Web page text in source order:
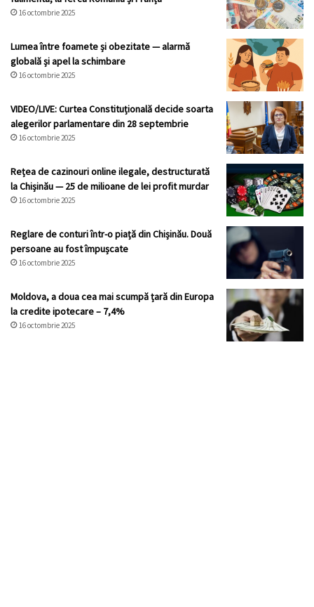
16 octombrie 2025
Lumea între foamete și obezitate — alarmă
globală și apel la schimbare
16 octombrie 2025
VIDEO/LIVE: Curtea Constituțională decide soarta
alegerilor parlamentare din 28 septembrie
16 octombrie 2025
Rețea de cazinouri online ilegale, destructurată
la Chișinău — 25 de milioane de lei profit murdar
16 octombrie 2025
Reglare de conturi într-o piață din Chișinău. Două
persoane au fost împușcate
16 octombrie 2025
Moldova, a doua cea mai scumpă țară din Europa
la credite ipotecare – 7,4%
16 octombrie 2025